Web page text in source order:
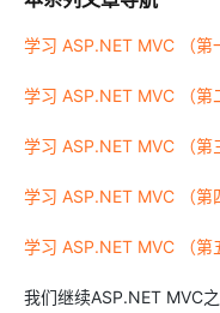
学习 ASP.NET MVC （第
学习 ASP.NET MVC （第
学习 ASP.NET MVC （第
学习 ASP.NET MVC （第
学习 ASP.NET MVC （第
我们继续ASP.NET MVC